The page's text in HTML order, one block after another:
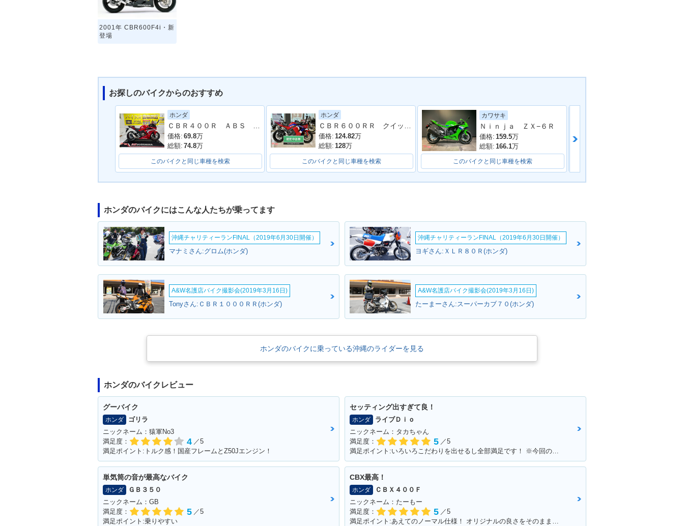
2001年 CBR600F4i・新
登場
お探しのバイクからのおすすめ
ホンダ
ＣＢＲ４００Ｒ ＡＢＳ ＮＣ５６型 ２０２４年モデル スクリーン サイドスタンド
価格: 69.8万
総額: 74.8万
このバイクと同じ車種を検索
ホンダ
ＣＢＲ６００ＲＲ クイックシフター付
価格: 124.82万
総額: 128万
このバイクと同じ車種を検索
カワサキ
Ｎｉｎｊａ ＺＸ−６Ｒ
価格: 159.5万
総額: 166.1万
このバイクと同じ車種を検索
ホンダのバイクにはこんな人たちが乗ってます
沖縄チャリティーランFINAL（2019年6月30日開催）
マナミさん:グロム(ホンダ)
沖縄チャリティーランFINAL（2019年6月30日開催）
ヨギさん:ＸＬＲ８０Ｒ(ホンダ)
A&W名護店バイク撮影会(2019年3月16日)
Tonyさん:ＣＢＲ１０００ＲＲ(ホンダ)
A&W名護店バイク撮影会(2019年3月16日)
たーまーさん:スーパーカブ７０(ホンダ)
ホンダのバイクに乗っている沖縄のライダーを見る
ホンダのバイクレビュー
グーバイク
ホンダ
ゴリラ
ニックネーム：猿軍No3
満足度：
4 ／5
満足ポイント:トルク感！国産フレームとZ50Jエンジン！
セッティング出すぎて良！
ホンダ
ライブＤｉｏ
ニックネーム：タカちゃん
満足度：
5 ／5
満足ポイント:いろいろこだわりを出せるし全部満足です！ ※今回のイベントでの撮影は、積載車等で移動をしており、 公道の走行はしておりません。
単気筒の音が最高なバイク
ホンダ
ＧＢ３５０
ニックネーム：GB
満足度：
5 ／5
満足ポイント:乗りやすい
CBX最高！
ホンダ
ＣＢＸ４００Ｆ
ニックネーム：たーもー
満足度：
5 ／5
満足ポイント:あえてのノーマル仕様！ オリジナルの良さをそのまま残して大事に乗って生きたい！！